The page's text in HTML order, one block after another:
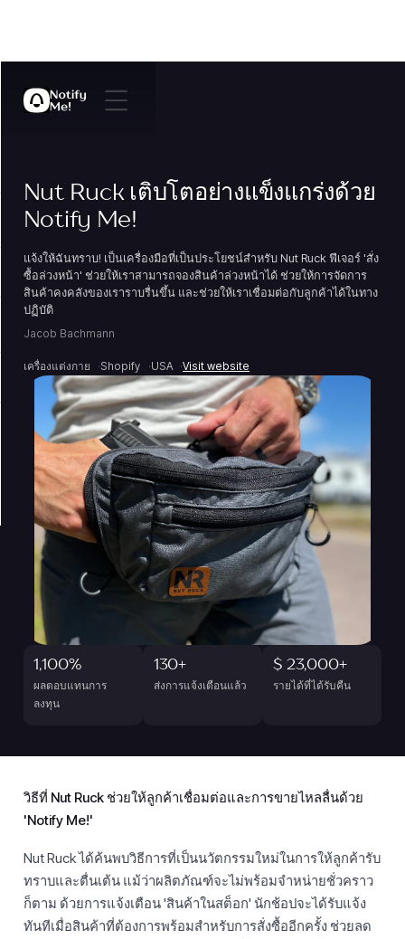
Nut Ruck เติบโตอย่างแข็งแกร่งด้วย
Notify Me!
แจ้งให้ฉันทราบ! เป็นเครื่องมือที่เป็นประโยชน์สำหรับ Nut Ruck ฟีเจอร์ 'สั่ง
ซื้อล่วงหน้า' ช่วยให้เราสามารถจองสินค้าล่วงหน้าได้ ช่วยให้การจัดการ
สินค้าคงคลังของเราราบรื่นขึ้น และช่วยให้เราเชื่อมต่อกับลูกค้าได้ในทาง
ปฏิบัติ
Jacob Bachmann
เครื่องแต่งกาย Shopify USA Visit website
1,100%
ผลตอบแทนการ
ลงทุน
130+
ส่งการแจ้งเตือนแล้ว
$ 23,000+
รายได้ที่ได้รับคืน
วิธีที่ Nut Ruck ช่วยให้ลูกค้าเชื่อมต่อและการขายไหลลื่นด้วย
'Notify Me!'
Nut Ruck ได้ค้นพบวิธีการที่เป็นนวัตกรรมใหม่ในการให้ลูกค้ารับ
ทราบและตื่นเต้น แม้ว่าผลิตภัณฑ์จะไม่พร้อมจำหน่ายชั่วคราว
ก็ตาม ด้วยการแจ้งเตือน 'สินค้าในสต็อก' นักช้อปจะได้รับแจ้ง
ทันทีเมื่อสินค้าที่ต้องการพร้อมสำหรับการสั่งซื้ออีกครั้ง ช่วยลด